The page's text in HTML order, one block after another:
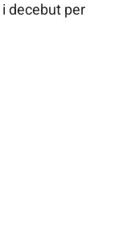
decebut per